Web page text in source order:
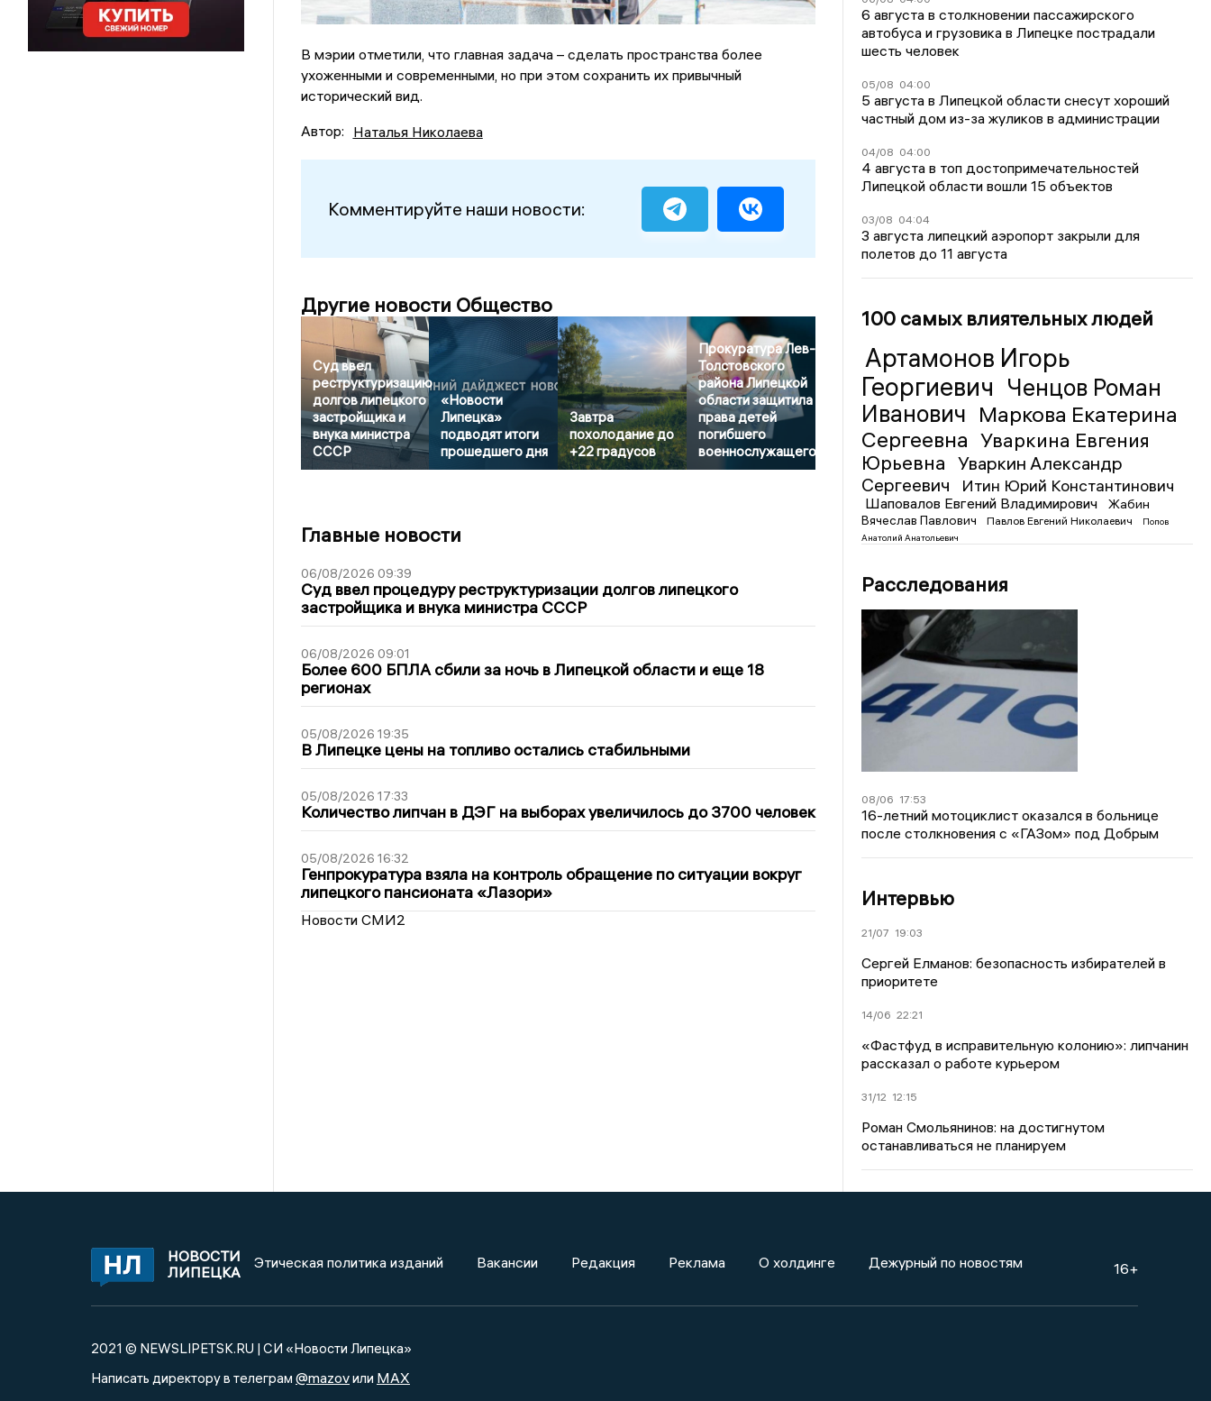
В мэрии отметили, что главная задача – сделать пространства более
ухоженными и современными, но при этом сохранить их привычный
исторический вид.
Автор: Наталья Николаева
Комментируйте наши новости:
Другие новости Общество
Суд ввел
реструктуризацию
долгов липецкого
застройщика и
внука министра
СССР
«Новости
Липецка»
подводят итоги
прошедшего дня
Завтра
похолодание до
+22 градусов
Прокуратура Лев-
Толстовского
района Липецкой
области защитила
права детей
погибшего
военнослужащего
Главные новости
06/08/2026 09:39
Суд ввел процедуру реструктуризации долгов липецкого
застройщика и внука министра СССР
06/08/2026 09:01
Более 600 БПЛА сбили за ночь в Липецкой области и еще 18
регионах
05/08/2026 19:35
В Липецке цены на топливо остались стабильными
05/08/2026 17:33
Количество липчан в ДЭГ на выборах увеличилось до 3700 человек
05/08/2026 16:32
Генпрокуратура взяла на контроль обращение по ситуации вокруг
липецкого пансионата «Лазори»
Новости СМИ2
6 августа в столкновении пассажирского
автобуса и грузовика в Липецке пострадали
шесть человек
05/08 04:00
5 августа в Липецкой области снесут хороший
частный дом из-за жуликов в администрации
04/08 04:00
4 августа в топ достопримечательностей
Липецкой области вошли 15 объектов
03/08 04:04
3 августа липецкий аэропорт закрыли для
полетов до 11 августа
100 самых влиятельных людей
Артамонов Игорь
Георгиевич Ченцов Роман
Иванович Маркова Екатерина
Сергеевна Уваркина Евгения
Юрьевна
Уваркин Александр
Сергеевич
Итин Юрий Константинович
Шаповалов Евгений Владимирович
Жабин
Вячеслав Павлович
Павлов Евгений Николаевич
Попов
Анатолий Анатольевич
Расследования
08/06 17:53
16-летний мотоциклист оказался в больнице
после столкновения с «ГАЗом» под Добрым
Интервью
21/07 19:03
Сергей Елманов: безопасность избирателей в
приоритете
14/06 22:21
«Фастфуд в исправительную колонию»: липчанин
рассказал о работе курьером
31/12 12:15
Роман Смольянинов: на достигнутом
останавливаться не планируем
НОВОСТИ
ЛИПЕЦКА
Этическая политика изданий Вакансии Редакция Реклама О холдинге Дежурный по новостям 16+
2021 © NEWSLIPETSK.RU | СИ «Новости Липецка»
Написать директору в телеграм @mazovили MAX